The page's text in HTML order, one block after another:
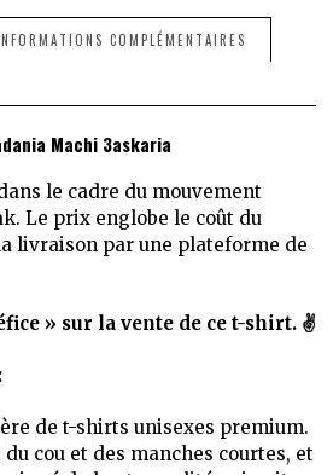
COMPLÉMENTAIRES
Machi 3askaria
le cadre du mouvement
Le prix englobe le coût du
livraison par une plateforme de
» sur la vente de ce t-shirt. ✌️
de t-shirts unisexes premium.
cou et des manches courtes, et